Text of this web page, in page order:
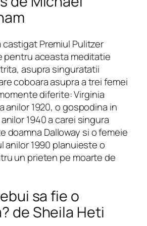
Premiul Pulitzer
pentru aceasta meditatie
asupra singuratatii
coboara asupra a trei femei
diferite: Virginia
anilor 1920, o gospodina in
1940 a carei singura
doamna Dalloway si o femeie
anilor 1990 planuieste o
un prieten pe moarte de
sa fie o
de Sheila Heti